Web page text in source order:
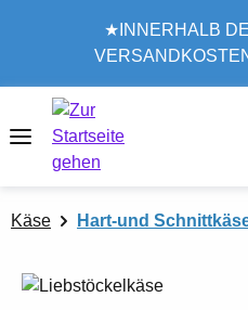
Zum Hauptinhalt springen
★INNERHALB
Käse Hart-und
Bildergalerie überspringen